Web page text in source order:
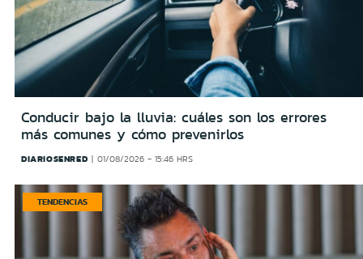
Conducir bajo la lluvia: cuáles son los errores
más comunes y cómo prevenirlos
DIARIOSENRED 01/08/2026 - 15:46 HRS
TENDENCIAS